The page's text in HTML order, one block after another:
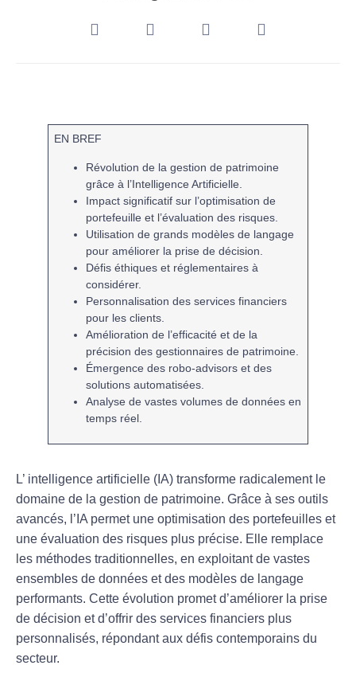
EN BREF
Révolution de la gestion de patrimoine
grâce à l’Intelligence Artificielle
Impact significatif sur l’optimisation de
portefeuille et l’évaluation des risques
Utilisation degrands modèles de langage
pour améliorer la prise de décision.
Défiséthiques et réglementaires à
considérer.
Personnalisation des services financiers
pour les clients.
Amélioration de l’efficacité et de la
précision des gestionnaires de patrimoine.
Émergence des robo-advisors et des
solutions automatisées.
Analyse de vastes volumes dedonnées en
temps réel.
L’ intelligence artificielle (IA) transforme radicalement le
domaine de la gestion de patrimoine. Grâce à ses outils
avancés, l’IA permet une optimisation des portefeuilles et
une évaluation des risques plus précise. Elle remplace
les méthodes traditionnelles, en exploitant de vastes
ensembles de données et des modèles de langage
performants. Cette évolution promet d’améliorer la prise
de décision et d’offrir des services financiers plus
personnalisés, répondant aux défis contemporains du
secteur.